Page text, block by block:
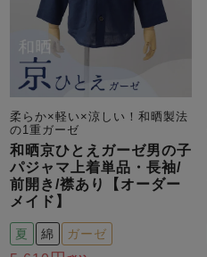
柔らか×軽い×涼しい！和晒製法
の1重ガーゼ
和晒京ひとえガーゼ男の子
パジャマ上着単品・長袖/
前開き/襟あり【オーダー
メイド】
夏 綿 ガーゼ